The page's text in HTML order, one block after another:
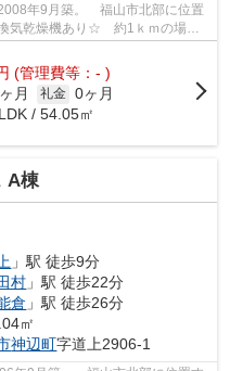
年9月築。 福山市北部に位置
気乾燥機あり☆ 約1ｋｍの場所
...
(管理費等：- )
月 礼金 0ヶ月
/ 54.05㎡
A棟
」駅 徒歩9分
村 」駅 徒歩22分
倉 」駅 徒歩26分
㎡
神辺町字道上2906-1